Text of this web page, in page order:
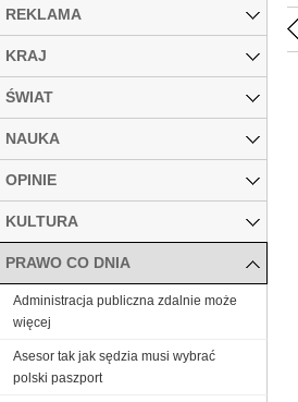
REKLAMA
KRAJ
ŚWIAT
NAUKA
OPINIE
KULTURA
PRAWO CO DNIA
Administracja publiczna zdalnie może
więcej
Asesor tak jak sędzia musi wybrać
polski paszport